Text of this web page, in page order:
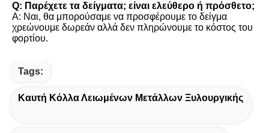
Q: Παρέχετε τα δείγματα; είναι ελεύθερο ή πρόσθετο;
Α: Ναι, θα μπορούσαμε να προσφέρουμε το δείγμα
χρεώνουμε δωρεάν αλλά δεν πληρώνουμε το κόστος του
φορτίου.
Tags:
Καυτή Κόλλα Λειωμένων Μετάλλων Ξυλουργικής